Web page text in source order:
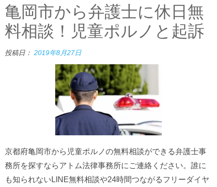
亀岡市から弁護士に休日無
料相談！児童ポルノと起訴
投稿日： 2019年8月27日
京都府亀岡市から児童ポルノの無料相談ができる弁護士事
務所を探すならアトム法律事務所にご連絡ください。誰に
も知られないLINE無料相談や24時間つながるフリーダイヤ